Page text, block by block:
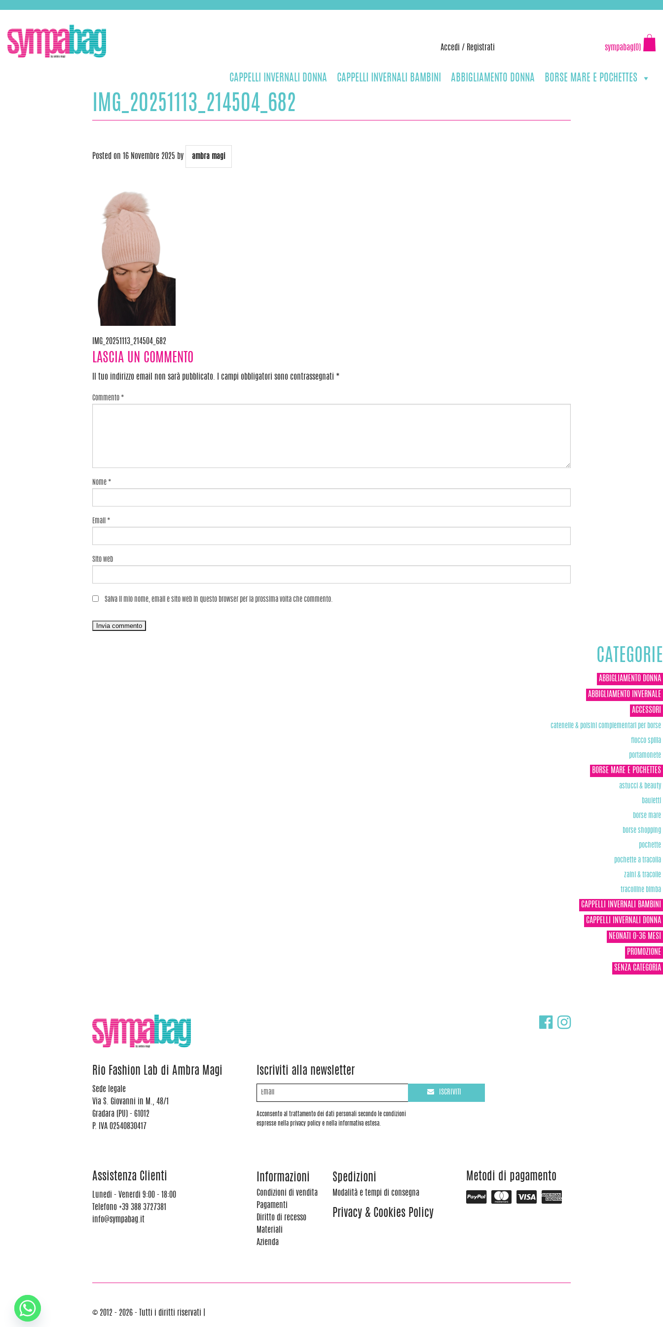
content
Accedi / Registrati sympabag(0)
CAPPELLI INVERNALI DONNA CAPPELLI INVERNALI BAMBINI ABBIGLIAMENTO DONNA BORSE MARE E POCHETTES
IMG_20251113_214504_682
Posted on 16 Novembre 2025 by ambra magi
Navigazione
articoli
IMG_20251113_214504_682
LASCIA UN COMMENTO
Il tuo indirizzo email non sarà pubblicato. I campi obbligatori sono contrassegnati *
Commento *
Nome *
Email *
Sito web
Salva il mio nome, email e sito web in questo browser per la prossima volta che commento.
CATEGORIE
ABBIGLIAMENTO DONNA
ABBIGLIAMENTO INVERNALE
ACCESSORI
catenelle & polsini complementari per borse
fiocco spilla
portamonete
BORSE MARE E POCHETTES
astucci & beauty
bauletti
borse mare
borse shopping
pochette
pochette a tracolla
zaini & tracolle
tracolline bimba
CAPPELLI INVERNALI BAMBINI
CAPPELLI INVERNALI DONNA
NEONATI 0-36 MESI
PROMOZIONE
SENZA CATEGORIA
Rio Fashion Lab di Ambra Magi
Sede legale
Via S. Giovanni in M., 48/1
Gradara (PU) - 61012
P. IVA 02540830417
Iscriviti alla newsletter
Acconsento al trattamento dei dati personali secondo le condizioni
espresse nella privacy policy e nella informativa estesa.
ISCRIVITI
Assistenza Clienti
Lunedi - Venerdi 9:00 - 18:00
Telefono +39 388 3727381
info@sympabag.it
Informazioni
Condizioni di vendita
Pagamenti
Diritto di recesso
Materiali
Azienda
Spedizioni
Modalità e tempi di consegna
Privacy & Cookies Policy
Metodi di pagamento
© 2012 - 2026 - Tutti i diritti riservati |